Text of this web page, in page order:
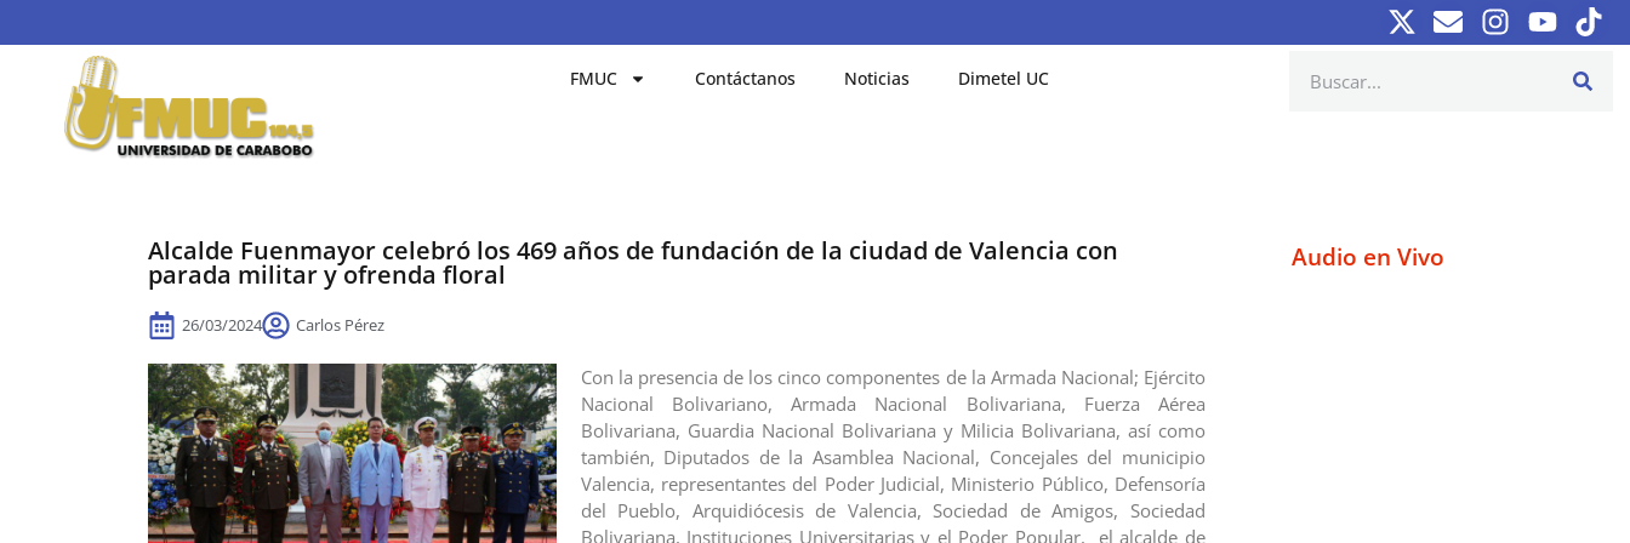
FMUC Contáctanos Noticias Dimetel UC
Alcalde Fuenmayor celebró los 469 años de fundación de la ciudad de Valencia con
parada militar y ofrenda floral
26/03/2024 Carlos Pérez
Con la presencia de los cinco componentes de la Armada Nacional; Ejército
Nacional Bolivariano, Armada Nacional Bolivariana, Fuerza Aérea
Bolivariana, Guardia Nacional Bolivariana y Milicia Bolivariana, así como
también, Diputados de la Asamblea Nacional, Concejales del municipio
Valencia, representantes del Poder Judicial, Ministerio Público, Defensoría
del Pueblo, Arquidiócesis de Valencia, Sociedad de Amigos, Sociedad
Bolivariana, Instituciones Universitarias y el Poder Popular, el alcalde de
Audio en Vivo